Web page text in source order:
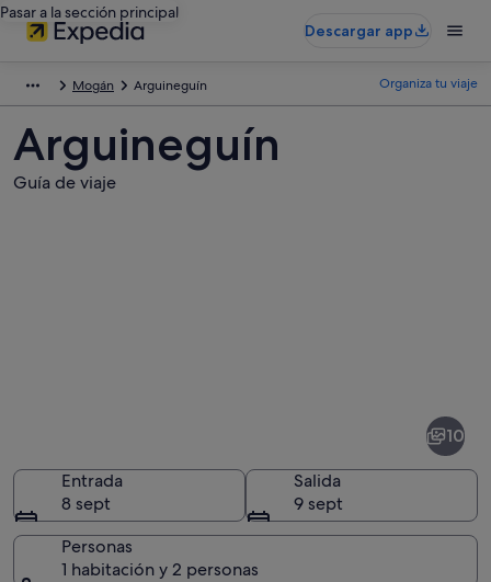
Pasar a la sección principal
Descargar app
Mogán Arguineguín Organiza tu viaje
Arguineguín
Guía de viaje
10
Entrada
8 sept
Salida
9 sept
Personas
1 habitación y 2 personas